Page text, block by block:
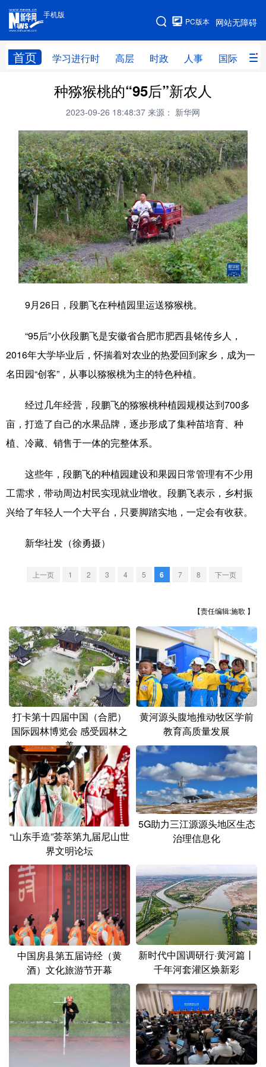
手机版
网站无障碍
PC版本
首页 学习进行时 高层 时政 人事 国际 财
手机版
网站地图
学习进行时 高层 时政
财经 网评
台湾 思客智库 全球连线 教育
科技 科创 量子 体育
文化 书画 健康 军事
访谈 视频 图片 政务
法律 中央文件 金融 汽车
食品 人居 信息化 数字经济
彩票 娱乐 时尚 悦读
地方频道
辽宁 吉林 上海 江苏
浙江 安徽 福建 江西
山东 河南
宁夏
新疆 内蒙古 黑龙江
多语种频道
English Español Français عربى
Русский язык 日本語 한국어
Deutsch Português
种猕猴桃的“95后”新农人
2023-09-26 18:48:37 来源： 新华网
9月26日，段鹏飞在种植园里运送猕猴桃。
“95后”小伙段鹏飞是安徽省合肥市肥西县铭传乡人，
2016年大学毕业后，怀揣着对农业的热爱回到家乡，成为一
名田园“创客”，从事以猕猴桃为主的特色种植。
经过几年经营，段鹏飞的猕猴桃种植园规模达到700多
亩，打造了自己的水果品牌，逐步形成了集种苗培育、种
植、冷藏、销售于一体的完整体系。
这些年，段鹏飞的种植园建设和果园日常管理有不少用
工需求，带动周边村民实现就业增收。段鹏飞表示，乡村振
兴给了年轻人一个大平台，只要脚踏实地，一定会有收获。
新华社发（徐勇摄）
上一页 1 2 3 4 5 6 7 8 下一页
【责任编辑:施歌 】
打卡第十四届中国（合肥）
国际园林博览会 感受园林之
美
黄河源头腹地推动牧区学前
教育高质量发展
“山东手造”荟萃第九届尼山世
界文明论坛
5G助力三江源源头地区生态
治理信息化
中国房县第五届诗经（黄
酒）文化旅游节开幕
新时代中国调研行·黄河篇丨
千年河套灌区焕新彩